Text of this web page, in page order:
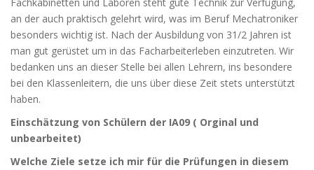
an der auch praktisch gelehrt wird, was im Beruf Mechatroniker
besonders wichtig ist. Nach der Ausbildung von 31/2 Jahren ist
man gut gerüstet um in das Facharbeiterleben einzutreten. Wir
bedanken uns an dieser Stelle bei allen Lehrern, ins besondere
bei den Klassenleitern, die uns über diese Zeit stets unterstützt
haben.
Einschätzung von Schülern der IA09 ( Orginal und
unbearbeitet)
Welche Ziele setze ich mir für die Prüfungen in diesem